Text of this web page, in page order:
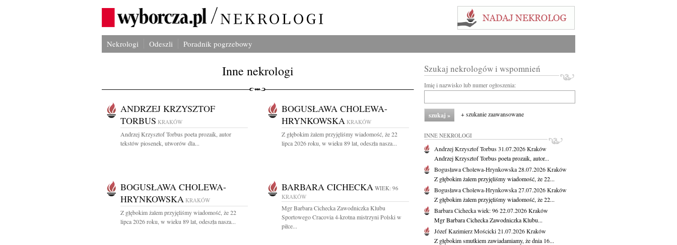
Nekrologi Odeszli Poradnik pogrzebowy
Inne nekrologi
ANDRZEJ KRZYSZTOF
TORBUS KRAKÓW
Andrzej Krzysztof Torbus poeta prozaik, autor
tekstów piosenek, utworów dla...
BOGUSŁAWA CHOLEWA-
HRYNKOWSKA KRAKÓW
Z głębokim żalem przyjęliśmy wiadomość, że 22
lipca 2026 roku, w wieku 89 lat, odeszła nasza...
BOGUSŁAWA CHOLEWA-
HRYNKOWSKA KRAKÓW
Z głębokim żalem przyjęliśmy wiadomość, że 22
lipca 2026 roku, w wieku 89 lat, odeszła nasza...
BARBARA CICHECKA WIEK: 96
KRAKÓW
Mgr Barbara Cichecka Zawodniczka Klubu
Sportowego Cracovia 4-krotna mistrzyni Polski w
piłce...
Szukaj nekrologów i wspomnień
Imię i nazwisko lub numer ogłoszenia:
+ szukanie zaawansowane
INNE NEKROLOGI
Andrzej Krzysztof Torbus31.07.2026Kraków
Andrzej Krzysztof Torbus poeta prozaik, autor...
Bogusława Cholewa-Hrynkowska28.07.2026Kraków
Z głębokim żalem przyjęliśmy wiadomość, że 22...
Bogusława Cholewa-Hrynkowska27.07.2026Kraków
Z głębokim żalem przyjęliśmy wiadomość, że 22...
Barbara Cicheckawiek: 9622.07.2026Kraków
Mgr Barbara Cichecka Zawodniczka Klubu...
Józef Kazimierz Mościcki21.07.2026Kraków
Z głębokim smutkiem zawiadamiamy, że dnia 16...